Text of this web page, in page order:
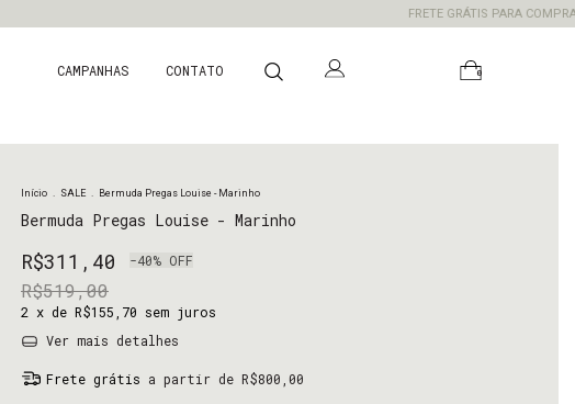
FRETE GRÁTIS PARA COMPRAS ACIMA
CAMPANHAS CONTATO 0
Início . SALE . Bermuda Pregas Louise - Marinho
Bermuda Pregas Louise - Marinho
R$311,40 -40% OFF
R$519,00
2 x de R$155,70 sem juros
Ver mais detalhes
Frete grátis a partir de R$800,00